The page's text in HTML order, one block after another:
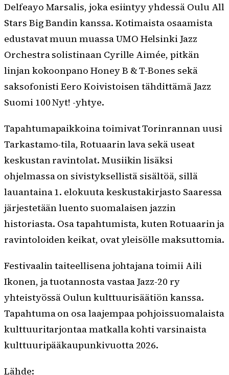
Delfeayo Marsalis, joka esiintyy yhdessä Oulu All
Stars Big Bandin kanssa. Kotimaista osaamista
edustavat muun muassa UMO Helsinki Jazz
Orchestra solistinaan Cyrille Aimée, pitkän
linjan kokoonpano Honey B & T-Bones sekä
saksofonisti Eero Koivistoisen tähdittämä Jazz
Suomi 100 Nyt! -yhtye.
Tapahtumapaikkoina toimivat Torinrannan uusi
Tarkastamo-tila, Rotuaarin lava sekä useat
keskustan ravintolat. Musiikin lisäksi
ohjelmassa on sivistyksellistä sisältöä, sillä
lauantaina 1. elokuuta keskustakirjasto Saaressa
järjestetään luento suomalaisen jazzin
historiasta. Osa tapahtumista, kuten Rotuaarin ja
ravintoloiden keikat, ovat yleisölle maksuttomia.
Festivaalin taiteellisena johtajana toimii Aili
Ikonen, ja tuotannosta vastaa Jazz-20 ry
yhteistyössä Oulun kulttuurisäätiön kanssa.
Tapahtuma on osa laajempaa pohjoissuomalaista
kulttuuritarjontaa matkalla kohti varsinaista
kulttuuripääkaupunkivuotta 2026.
Lähde: